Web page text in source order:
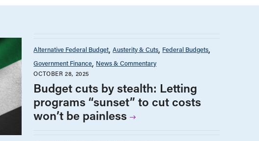
Alternative Federal Budget Austerity & Cuts Federal Budgets
Government Finance News & Commentary
OCTOBER 28, 2025
Budget cuts by stealth: Letting
programs “sunset” to cut costs
won’t be painless